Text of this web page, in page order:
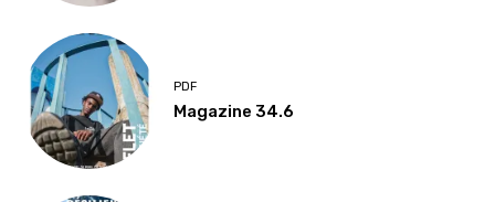
PDF
Magazine 34.6